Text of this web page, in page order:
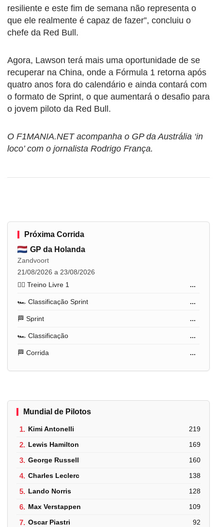
resiliente e este fim de semana não representa o
que ele realmente é capaz de fazer”, concluiu o
chefe da Red Bull.
Agora, Lawson terá mais uma oportunidade de se
recuperar na China, onde a Fórmula 1 retorna após
quatro anos fora do calendário e ainda contará com
o formato de Sprint, o que aumentará o desafio para
o jovem piloto da Red Bull.
O F1MANIA.NET acompanha o GP da Austrália ‘in
loco’ com o jornalista Rodrigo França.
Próxima Corrida
GP da Holanda
Zandvoort
21/08/2026 a 23/08/2026
🏋️‍♂️ Treino Livre 1
...
🏎️ Classificação Sprint ...
🏁 Sprint ...
🏎️ Classificação ...
🏁 Corrida ...
Mundial de Pilotos
1. Kimi Antonelli 219
2. Lewis Hamilton 169
3. George Russell 160
4. Charles Leclerc 138
5. Lando Norris 128
6. Max Verstappen 109
7. Oscar Piastri 92